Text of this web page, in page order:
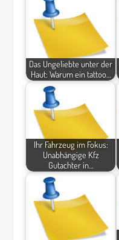
Das Ungeliebte unter der
Haut: Warum ein tattoo…
Ihr Fahrzeug im Fokus:
Unabhängige Kfz
Gutachter in…